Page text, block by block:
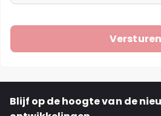
Blijf op de hoogte van de